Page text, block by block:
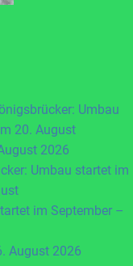
Umbau
20. August
2026
Umbau startet im
im September –
August 2026